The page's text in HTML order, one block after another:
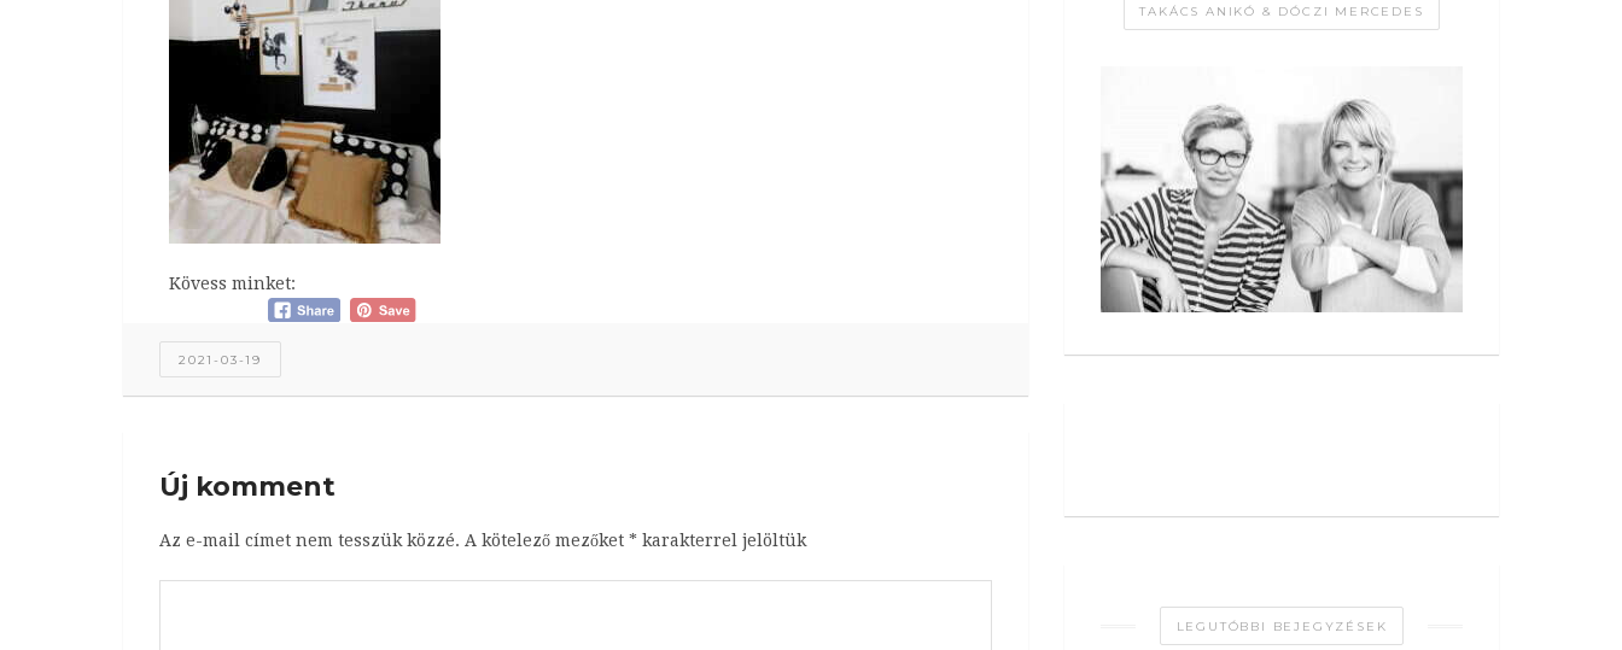
Kövess minket:
2021-03-19
Új komment
Az e-mail címet nem tesszük közzé. A kötelező mezőket * karakterrel jelöltük
TAKÁCS ANIKÓ & DÓCZI MERCEDES
LEGUTÓBBI BEJEGYZÉSEK